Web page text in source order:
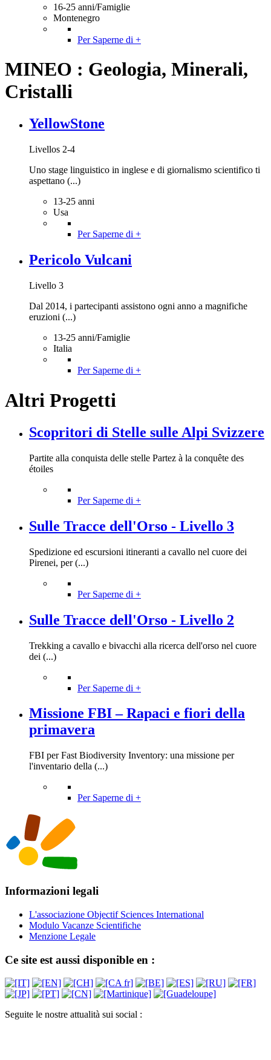
16-25 anni/Famiglie
Montenegro
Per Saperne di +
MINEO : Geologia, Minerali,
Cristalli
YellowStone
Livellos 2-4
Uno stage linguistico in inglese e di giornalismo scientifico ti
aspettano (...)
13-25 anni
Usa
Per Saperne di +
Pericolo Vulcani
Livello 3
Dal 2014, i partecipanti assistono ogni anno a magnifiche
eruzioni (...)
13-25 anni/Famiglie
Italia
Per Saperne di +
Altri Progetti
Scopritori di Stelle sulle Alpi Svizzere
Partite alla conquista delle stelle Partez à la conquête des
étoiles
Per Saperne di +
Sulle Tracce dell'Orso - Livello 3
Spedizione ed escursioni itineranti a cavallo nel cuore dei
Pirenei, per (...)
Per Saperne di +
Sulle Tracce dell'Orso - Livello 2
Trekking a cavallo e bivacchi alla ricerca dell'orso nel cuore
dei (...)
Per Saperne di +
Missione FBI – Rapaci e fiori della
primavera
FBI per Fast Biodiversity Inventory: una missione per
l'inventario della (...)
Per Saperne di +
Informazioni legali
L'associazione Objectif Sciences International
Modulo Vacanze Scientifiche
Menzione Legale
Ce site est aussi disponible en :
Seguite le nostre attualità sui social :